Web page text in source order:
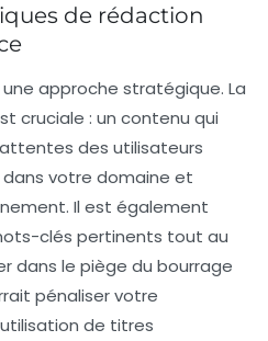
de rédaction
approche stratégique. La
cruciale : un contenu qui
des utilisateurs
votre domaine et
Il est également
clés pertinents tout au
dans le piège du bourrage
pénaliser votre
de titres